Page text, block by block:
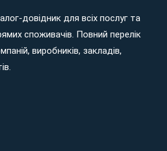
minima ipsum sed ratione ipsam
quos aut eaque voluptates. Eum sint
et consequuntur molestiae id eaque
et quos nesciunt sit galisum
quo quis quia et tempora tenetur
довідник для всіх послуг та
споживачів. Повний перелік
виробників, закладів,